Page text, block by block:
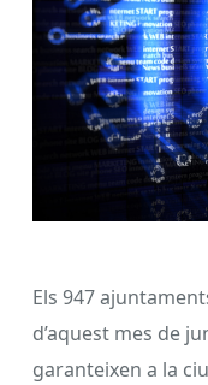
Els 947
d’aquest mes de
garanteixen a la